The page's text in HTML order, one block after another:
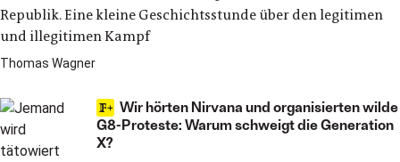
Republik. Eine kleine Geschichtsstunde über den legitimen
und illegitimen Kampf
Thomas Wagner
Wir hörten Nirvana und organisierten wilde
G8-Proteste: Warum schweigt die Generation
X?